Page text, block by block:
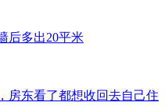
后多出20平米
房东看了都想收回去自己住